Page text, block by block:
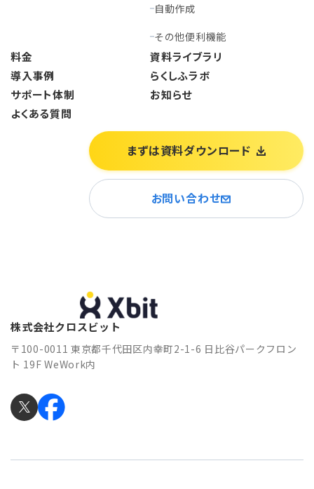
自動作成
その他便利機能
料金
導入事例
サポート体制
よくある質問
資料ライブラリ
らくしふラボ
お知らせ
まずは資料ダウンロード
お問い合わせ
株式会社クロスビット
〒100-0011 東京都千代田区内幸町2-1-6 日比谷パークフロン
ト 19F WeWork内